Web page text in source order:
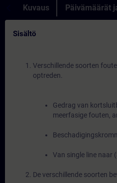
Kuvaus Päivämäärät
Sisältö
Verschillende soorten
optreden.
Gedrag van
meerfasige fouten,
Van single line naar
De verschillende soorten